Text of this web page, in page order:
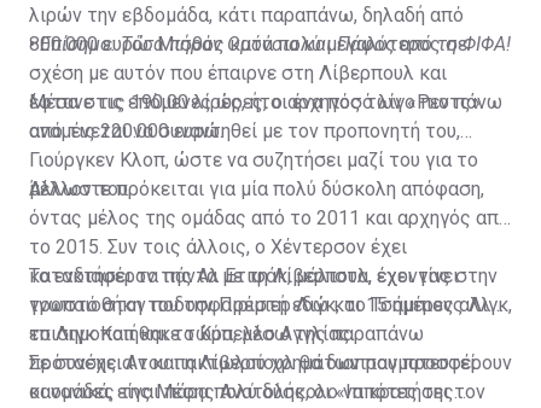
λιρών την εβδομάδα, κάτι παραπάνω, δηλαδή από
800.000 ευρώ. Μισθός κατά πολύ μεγαλύτερος σε
σχέση με αυτόν που έπαιρνε στη Λίβερπουλ και
έφτανε τις 190.00 λίρες, ήτοι ένα ποσό λίγο πιο πάνω
από τις 220.000 ευρώ.
•Επίσημο: Τόσα πήραν Ομόνοια και Πάφος από τη ΦΙΦΑ!
Μέσα στις επόμενες ώρες, ο αρχηγός των «Ρεντς»
αναμένεται να συναντηθεί με τον προπονητή του,
Γιούργκεν Κλοπ, ώστε να συζητήσει μαζί του για το
μέλλον του.
Άλλωστε πρόκειται για μία πολύ δύσκολη απόφαση,
όντας μέλος της ομάδας από το 2011 και αρχηγός από
το 2015. Συν τοις άλλοις, ο Χέντερσον έχει
κατακτήσει τα πάντα με τη Λίβερπουλ, έχοντας στην
τροπαιοθήκη του την Πρέμιερ Λιγκ, το Τσάμπιονς Λιγκ,
το Λιγκ Καπ και το Κύπελλο Αγγλίας.
Το ενδιαφέρον της Αλ Ετιφάκ, μάλιστα, έχει γίνει
γνωστό στον ποδοσφαιριστή εδώ και 15 ημέρες αλλά
επισημοποιήθηκε τώρα, μέσω της παραπάνω
πρότασης. Αν και η Λίβερπουλ θα διαπραγματευτεί
κανονικά, είναι πάρα πολύ δύσκολο να κρατήσει τον
Σε συνέχεια του πακτωλού χρημάτων που προσφέρουν
οι ομάδες της Μέσης Ανατολής, οι «Ιππότες της